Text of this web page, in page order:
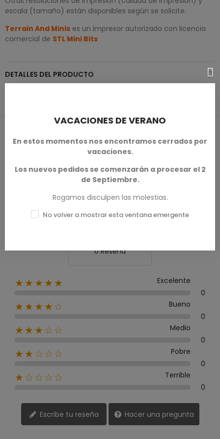
escala (tamaño) están disponibles según se solicite.
Terrain And Minis es un impresor autorizado con licencia
comercial de STL Mini Bits
DETALLES DEL PRODUCTO
Calificación media
0.0
0 Reseña
★★★★★
Excelente
0
★★★★☆
Bueno
0
★★★☆☆
Medio
0
★★☆☆☆
Pobre
0
★☆☆☆☆
Terrible
0
Escribe tu reseña Hacer una pregunta
VACACIONES DE VERANO
En estos momentos nos encontramos cerrados por
vacaciones.
Los nuevos pedidos se comenzarán a procesar el 2
de Septiembre.
Rogamos disculpen las molestias.
No volver a mostrar esta ventana emergente